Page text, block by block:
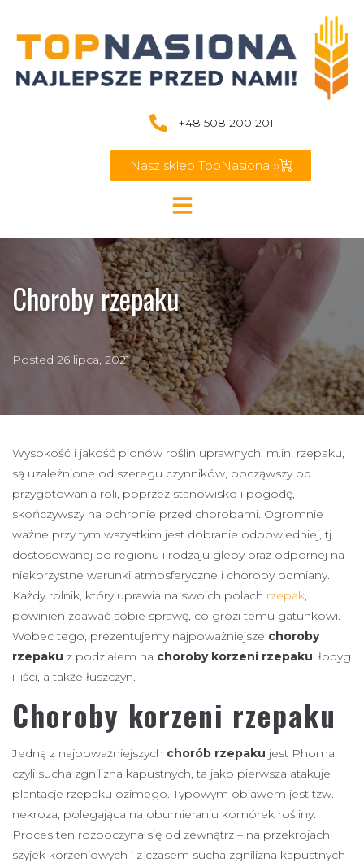
+48 508 200 201
Nasz sklep TopNasiona ››
Choroby rzepaku
Posted 26 lipca, 2021
Wysokość i jakość plonów roślin uprawnych, m.in. rzepaku,
są uzależnione od szeregu czynników, począwszy od
przygotowania roli, poprzez stanowisko i pogodę,
skończywszy na ochronie przed chorobami. Ogromnie
ważne przy tym wszystkim jest dobranie odpowiedniej, tj.
dostosowanej do regionu i rodzaju gleby oraz odpornej na
niekorzystne warunki atmosferyczne i choroby odmiany.
Każdy rolnik, który uprawia na swoich polach rzepak,
powinien zdawać sobie sprawę, co grozi temu gatunkowi.
Wobec tego, prezentujemy najpoważniejsze choroby
rzepaku z podziałem na choroby korzeni rzepaku, łodyg
i liści, a także łuszczyn.
Choroby korzeni rzepaku
Jedną z najpoważniejszych chorób rzepaku jest Phoma,
czyli sucha zgnilizna kapustnych, ta jako pierwsza atakuje
plantacje rzepaku ozimego. Typowym objawem jest tzw.
nekroza, polegająca na obumieraniu komórek rośliny.
Proces ten rozpoczyna się od zewnątrz – na przekrojach
szyjek korzeniowych i z czasem sucha zgnilizna kapustnych